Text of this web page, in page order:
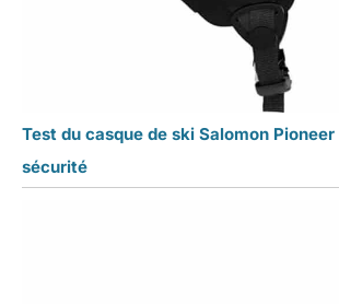
Test du casque de ski Salomon
sécurité